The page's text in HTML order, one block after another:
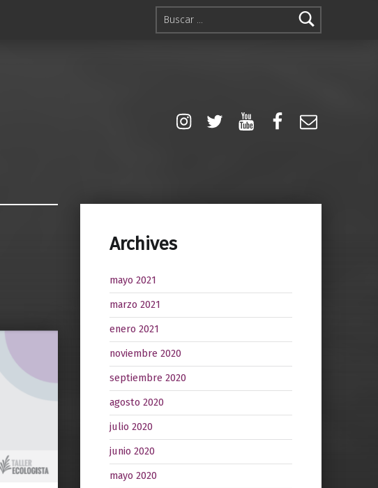
Buscar:
Instagram
TwitterYouTubeFacebook
Archives
mayo 2021
marzo 2021
enero 2021
noviembre 2020
septiembre 2020
agosto 2020
julio 2020
junio 2020
mayo 2020